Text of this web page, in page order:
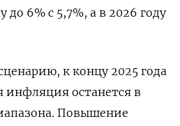
6% с 5,7%, а в 2026 году
к концу 2025 года
инфляция останется в
Повышение